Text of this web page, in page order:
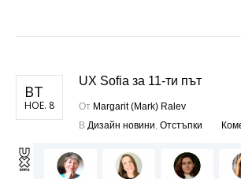
ВТ
НОЕ. 8
UX Sofia за 11-ти път
От Margarit (Mark) Ralev
В Дизайн новини Отстъпки